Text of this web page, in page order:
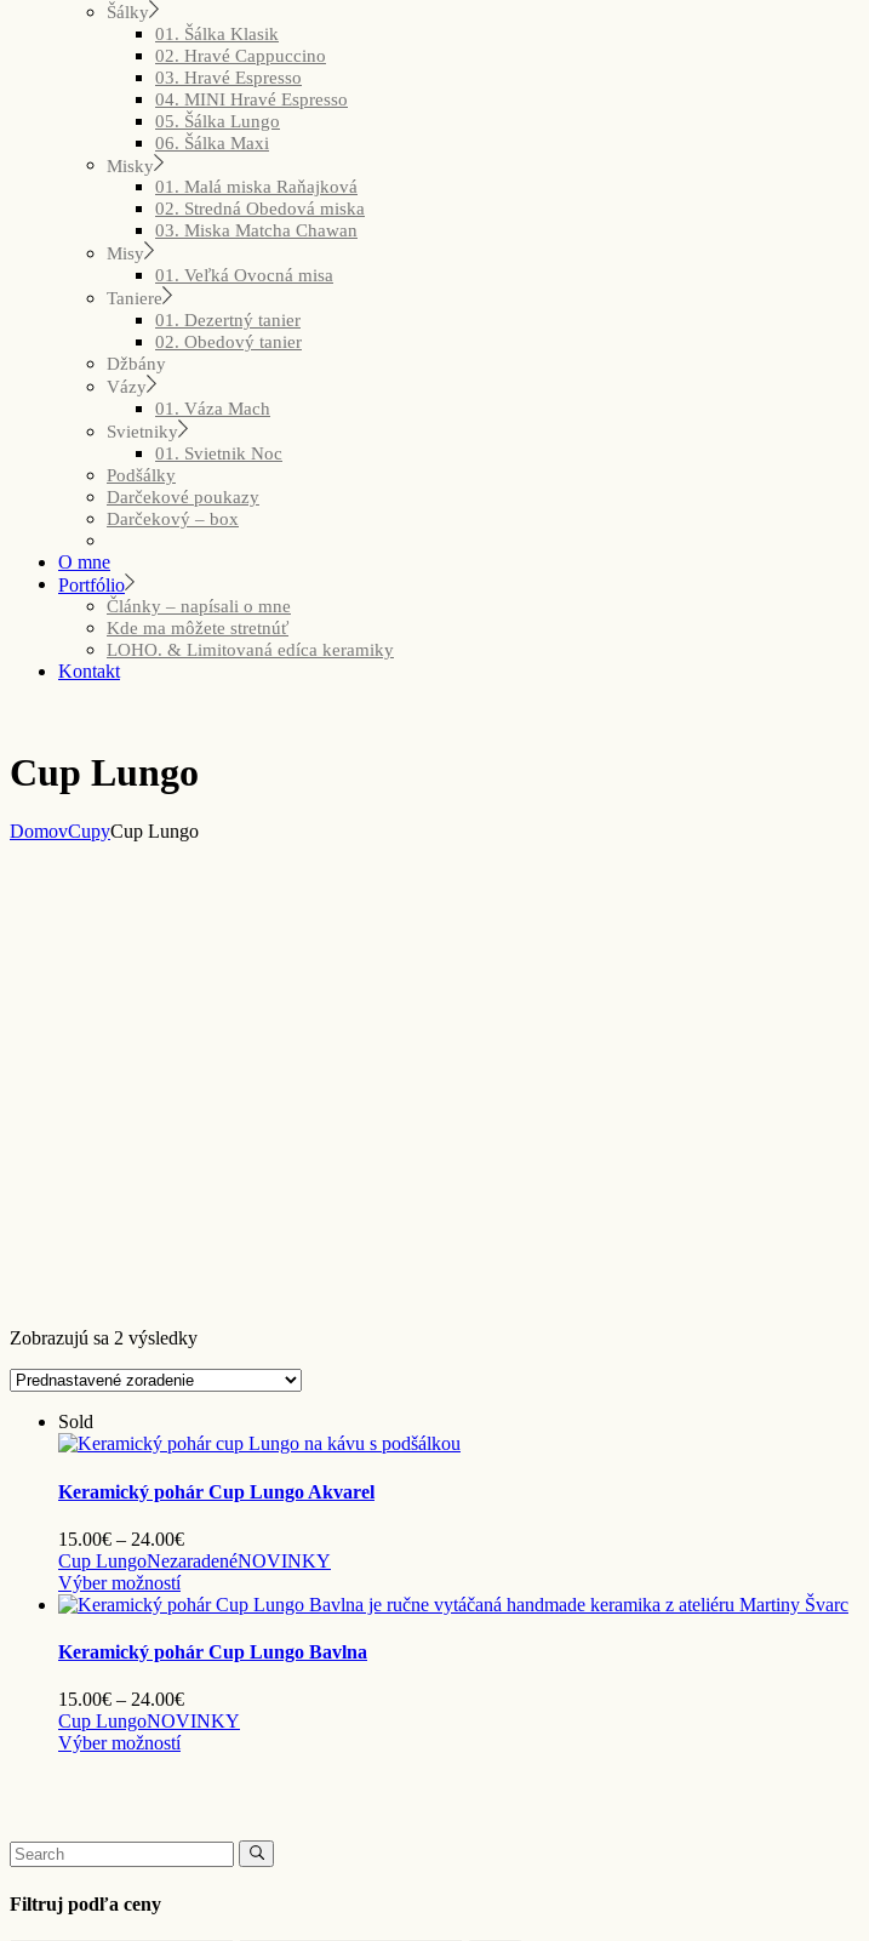
Šálky
01. Šálka Klasik
02. Hravé Cappuccino
03. Hravé Espresso
04. MINI Hravé Espresso
05. Šálka Lungo
06. Šálka Maxi
Misky
01. Malá miska Raňajková
02. Stredná Obedová miska
03. Miska Matcha Chawan
Misy
01. Veľká Ovocná misa
Taniere
01. Dezertný tanier
02. Obedový tanier
Džbány
Vázy
01. Váza Mach
Svietniky
01. Svietnik Noc
Podšálky
Darčekové poukazy
Darčekový – box
O mne
Portfólio
Články – napísali o mne
Kde ma môžete stretnúť
LOHO. & Limitovaná edíca keramiky
Kontakt
Cup Lungo
DomovCupyCup Lungo
Zobrazujú sa 2 výsledky
Sold
Keramický pohár Cup Lungo Akvarel
15.00€ – 24.00€Price
range:
through
Cup LungoNezaradenéNOVINKY
Výber možnostíTento
produkt
viacero
variantov.
Možnosti
si
môžete
vybrať
Keramický pohár Cup Lungo Bavlna
15.00€ – 24.00€Price
range:
Cup LungoNOVINKY
Výber možnostíTento
Možnosti
si
Search
for:
Filtruj podľa ceny